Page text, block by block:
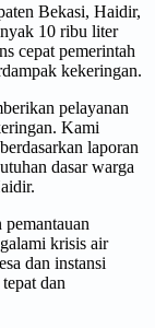
Bekasi, Haidir,
10 ribu liter
cepat pemerintah
kekeringan.
pelayanan
Kami
laporan
dasar warga
krisis air
dan instansi
dan